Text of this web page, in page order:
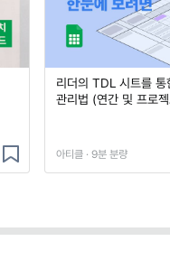
리더의 TDL 시트를
관리법 (연간 및 프로
아티클 · 9분 분량